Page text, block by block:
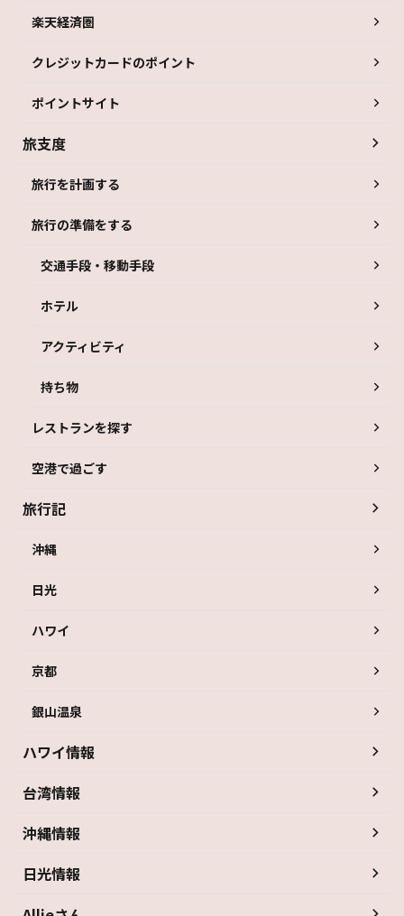
楽天経済圏
クレジットカードのポイント
ポイントサイト
旅支度
旅行を計画する
旅行の準備をする
交通手段・移動手段
ホテル
アクティビティ
持ち物
レストランを探す
空港で過ごす
旅行記
沖縄
日光
ハワイ
京都
銀山温泉
ハワイ情報
台湾情報
沖縄情報
日光情報